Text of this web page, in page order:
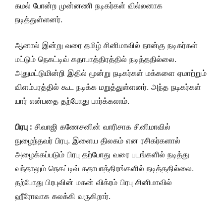
கமல் போன்ற முன்னணி நடிகர்கள் வில்லனாக
நடித்துள்ளனர்.
ஆனால் இன்று வரை தமிழ் சினிமாவில் நான்கு நடிகர்கள்
மட்டும் நெகட்டிவ் கதாபாத்திரத்தில் நடித்ததில்லை.
அதுமட்டுமின்றி இதில் மூன்று நடிகர்கள் மக்களை ஏமாற்றும்
விளம்பரத்தில் கூட நடிக்க மறுத்துள்ளனர். அந்த நடிகர்கள்
யார் என்பதை தற்போது பார்க்கலாம்.
பிரபு : சிவாஜி கணேசனின் வாரிசாக சினிமாவில்
நுழைந்தவர் பிரபு. இளைய திலகம் என ரசிகர்களால்
அழைக்கப்படும் பிரபு தற்போது வரை படங்களில் நடித்து
வந்தாலும் நெகட்டிவ் கதாபாத்திரங்களில் நடித்ததில்லை.
தற்போது பிரபுவின் மகன் விக்ரம் பிரபு சினிமாவில்
ஹீரோவாக கலக்கி வருகிறார்.